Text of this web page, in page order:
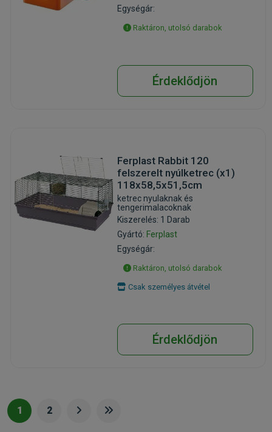
Egységár:
Raktáron, utolsó darabok
Érdeklődjön
Ferplast Rabbit 120
felszerelt nyúlketrec (x1)
118x58,5x51,5cm
ketrec nyulaknak és
tengerimalacoknak
Kiszerelés: 1 Darab
Gyártó: Ferplast
Egységár:
Raktáron, utolsó darabok
Csak személyes átvétel
Érdeklődjön
1 2